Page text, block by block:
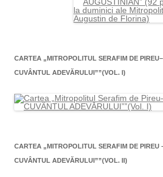
CARTEA „MITROPOLITUL SERAFIM DE
CUVÂNTUL ADEVĂRULUI””(VOL. I)
CARTEA „MITROPOLITUL SERAFIM DE PIREU
CUVÂNTUL ADEVĂRULUI””(VOL. II)